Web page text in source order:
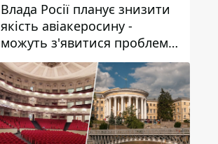
Влада Росії планує знизити
якість авіакеросину -
можуть з'явитися проблеми
з літаками до Якутії